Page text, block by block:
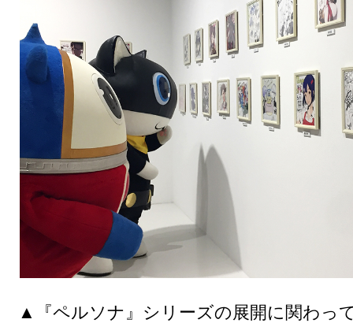
▲『ペルソナ』シリーズの展開に関わっ